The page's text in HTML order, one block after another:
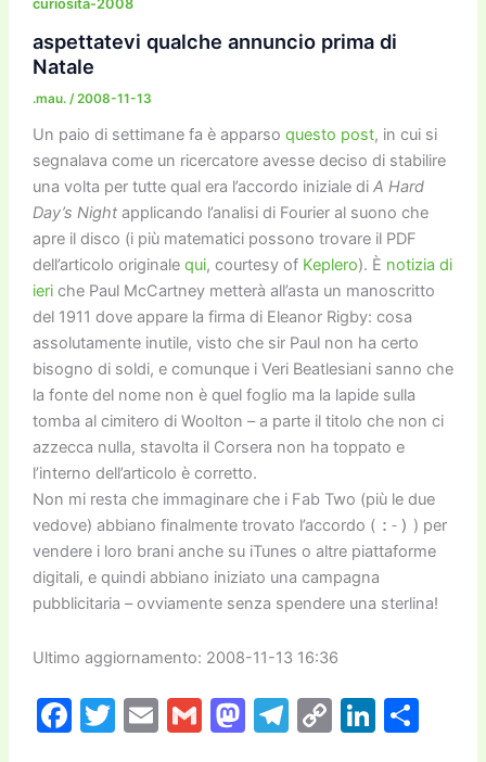
b
o
o
k
o m n
n
curiosità-2008
aspettatevi qualche annuncio prima di
Natale
.mau. /2008-11-13
Un paio di settimane fa è apparso questo post, in cui si
segnalava come un ricercatore avesse deciso di stabilire
una volta per tutte qual era l’accordo iniziale di A Hard
Day’s Nightapplicando l’analisi di Fourier al suono che
apre il disco (i più matematici possono trovare il PDF
dell’articolo originale qui, courtesy of Keplero). È notizia di
ieriche Paul McCartney metterà all’asta un manoscritto
del 1911 dove appare la firma di Eleanor Rigby: cosa
assolutamente inutile, visto che sir Paul non ha certo
bisogno di soldi, e comunque i Veri Beatlesiani sanno che
la fonte del nome non è quel foglio ma la lapide sulla
tomba al cimitero di Woolton – a parte il titolo che non ci
azzecca nulla, stavolta il Corsera non ha toppato e
l’interno dell’articolo è corretto.
Non mi resta che immaginare che i Fab Two (più le due
vedove) abbiano finalmente trovato l’accordo ( :-) ) per
vendere i loro brani anche su iTunes o altre piattaforme
digitali, e quindi abbiano iniziato una campagna
pubblicitaria – ovviamente senza spendere una sterlina!
Ultimo aggiornamento: 2008-11-13 16:36
F T E G M T C Li C